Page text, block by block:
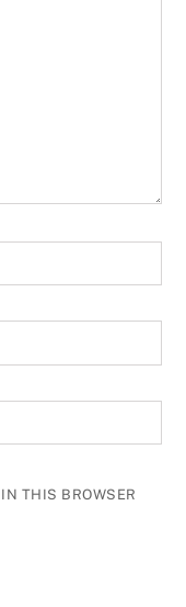
THIS BROWSER